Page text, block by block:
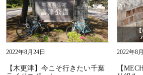
2022年8月24日
【木更津】今こそ行きたい千葉
2022年8
【